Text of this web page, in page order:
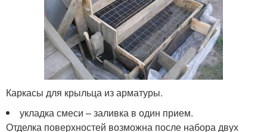
Каркасы для крыльца из арматуры.
укладка смеси – заливка в один прием.
Отделка поверхностей возможна после набора двух